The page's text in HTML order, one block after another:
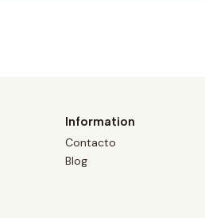
Information
Contacto
Blog